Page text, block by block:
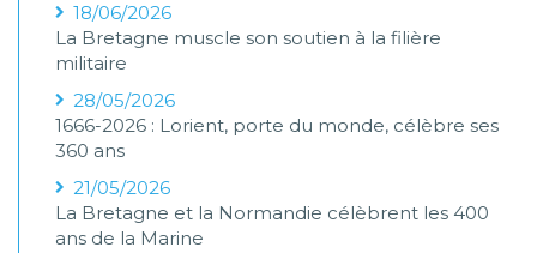
18/06/2026
La Bretagne muscle son soutien à la filière
militaire
28/05/2026
1666-2026 : Lorient, porte du monde, célèbre ses
360 ans
21/05/2026
La Bretagne et la Normandie célèbrent les 400
ans de la Marine